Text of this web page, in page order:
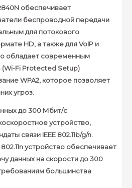
обеспечивает
беспроводной передачи
для потокового
HD, а также для VoIP и
обладает современным
(Wi-Fi Protected Setup)
WPA2, которое позволяет
угроз.
до 300 Мбит/с
устройство,
связи IEEE 802.11b/g/n.
устройство обеспечивает
данных на скорости до 300
большинства